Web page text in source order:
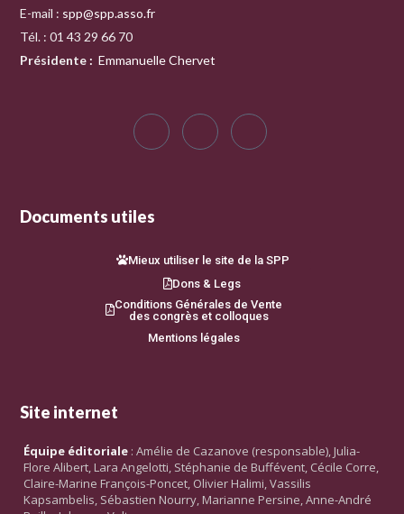
E-mail : spp@spp.asso.fr
Tél. : 01 43 29 66 70
Présidente : Emmanuelle Chervet
Documents utiles
Mieux utiliser le site de la SPP
Dons & Legs
Conditions Générales de Vente
des congrès et colloques
Mentions légales
Site internet
Équipe éditoriale : Amélie de Cazanove (responsable), Julia-
Flore Alibert, Lara Angelotti, Stéphanie de Buffévent, Cécile Corre,
Claire-Marine François-Poncet, Olivier Halimi, Vassilis
Kapsambelis, Sébastien Nourry, Marianne Persine, Anne-André